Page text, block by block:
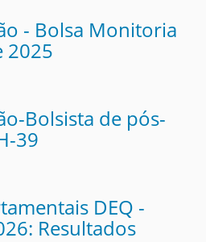
- Bolsa Monitoria
2025
Bolsista de pós-
39
DEQ -
Resultados